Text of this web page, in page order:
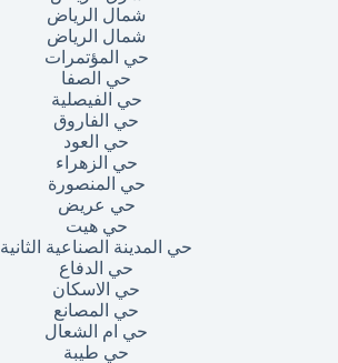
شمال الرياض
شمال الرياض
حي المؤتمرات
حي الصفا
حي الفيصلية
حي الفاروق
حي العود
حي الزهراء
حي المنصورة
حي عريض
حي هيت
حي المدينة الصناعية الثانية
حي الدفاع
حي الاسكان
حي المصانع
حي ام الشعال
حي طيبة